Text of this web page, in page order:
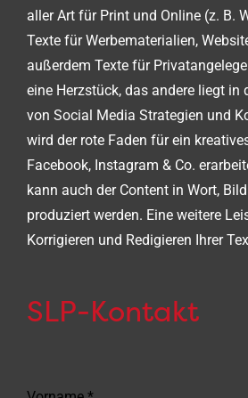
aller Art für Print und Online (z. B.
Texte für Werbematerialien,
außerdem Texte für
eine Herzstück, das andere liegt in
von Social Media Strategien und
wird der rote Faden für ein
Facebook, Instagram & Co.
kann auch der Content in Wort,
produziert werden. Eine weitere
Korrigieren und Redigieren Ihrer
SLP-Kontakt